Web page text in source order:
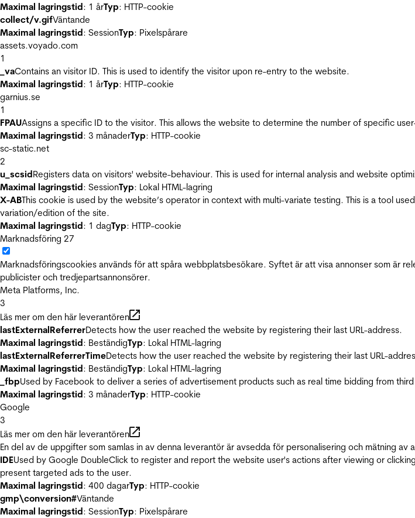
Maximal lagringstid: 1 årTyp: HTTP-cookie
collect/v.gifVäntande
Maximal lagringstid: SessionTyp: Pixelspårare
assets.voyado.com
1
_vaContains an visitor ID. This is used to identify the visitor upon re-entry to the website.
Maximal lagringstid: 1 årTyp: HTTP-cookie
garnius.se
1
FPAUAssigns a specific ID to the visitor. This allows the website to determine the number of specific
Maximal lagringstid: 3 månaderTyp: HTTP-cookie
sc-static.net
2
u_scsidRegisters data on visitors' website-behaviour. This is used for internal analysis and website
Maximal lagringstid: SessionTyp: Lokal HTML-lagring
X-ABThis cookie is used by the website’s operator in context with multi-variate testing. This is a tool
variation/edition of the site.
Maximal lagringstid: 1 dagTyp: HTTP-cookie
Marknadsföring 27
Marknadsföringscookies används för att spåra webbplatsbesökare. Syftet är att visa annonser som är
publicister och tredjepartsannonsörer.
Meta Platforms, Inc.
3
Läs mer om den här leverantören
lastExternalReferrerDetects how the user reached the website by registering their last URL-address.
Maximal lagringstid: BeständigTyp: Lokal HTML-lagring
lastExternalReferrerTimeDetects how the user reached the website by registering their last URL-
Maximal lagringstid: BeständigTyp: Lokal HTML-lagring
_fbpUsed by Facebook to deliver a series of advertisement products such as real time bidding from
Maximal lagringstid: 3 månaderTyp: HTTP-cookie
Google
3
Läs mer om den här leverantören
En del av de uppgifter som samlas in av denna leverantör är avsedda för personalisering och mätning av
IDEUsed by Google DoubleClick to register and report the website user's actions after viewing or
present targeted ads to the user.
Maximal lagringstid: 400 dagarTyp: HTTP-cookie
gmp\conversion#Väntande
Maximal lagringstid: SessionTyp: Pixelspårare